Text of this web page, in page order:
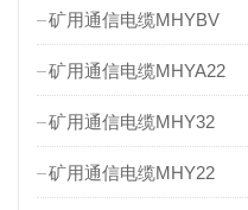
矿用通信电缆MHYBV
矿用通信电缆MHYA22
矿用通信电缆MHY32
矿用通信电缆MHY22